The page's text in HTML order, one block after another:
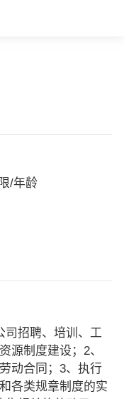
/年龄
司招聘、培训、工
源制度建设；2、
动合同；3、执行
各类规章制度的实